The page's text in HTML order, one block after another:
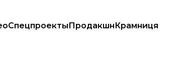
СпецпроектыПродакшнКрамниця
а руководителей полиции подозревают в